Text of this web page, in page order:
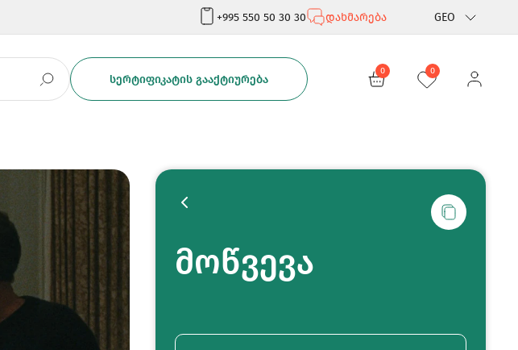
+995 550 50 30 30 დახმარება GEO
Rus
ᲡᲔᲠᲢᲘᲤᲘᲙᲐᲢᲘᲡ ᲒᲐᲐᲥᲢᲘᲣᲠᲔᲑᲐ
0 0
მოწვევა